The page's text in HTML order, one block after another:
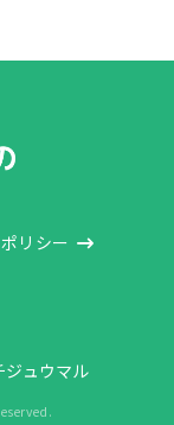
リシー
ュウマル